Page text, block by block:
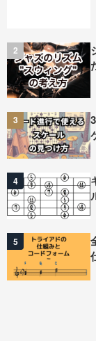
2
3
4
5